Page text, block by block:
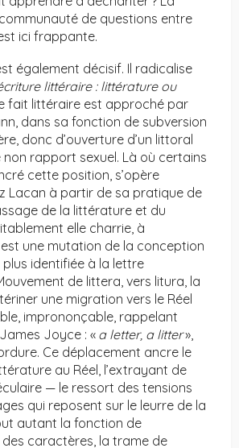
de questions entre
ici frappante.
également décisif. Il radicalise
littéraire : littérature ou
fait littéraire est approché par
dans sa fonction de subversion
donc d’ouverture d’un littoral
non rapport sexuel. Là où certains
cette position, s’opère
Lacan à partir de sa pratique de
de la littérature et du
elle charrie, à
une mutation de la conception
identifiée à la lettre
de littera, vers litura, la
une migration vers le Réel
imprononçable, rappelant
Joyce : « a letter, a litter»,
Ce déplacement ancre le
au Réel, l’extrayant de
— le ressort des tensions
qui reposent sur le leurre de la
autant la fonction de
caractères, la trame de